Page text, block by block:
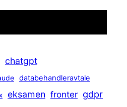
chatgpt
databehandleravtale
eksamen fronter gdpr